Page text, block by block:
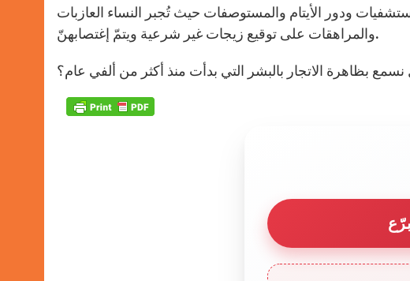
ودور الأيتام والمستوصفات حيث تُجبر النساء العازبات
والمراهقات على توقيع زيجات غير شرعية ويتمّ إغتصابهنّ.